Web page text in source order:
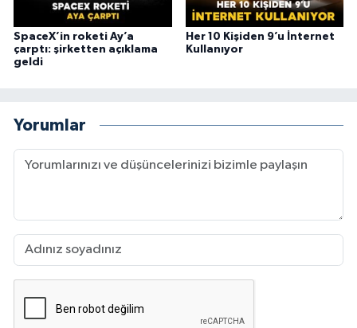
SpaceX’in roketi Ay’a
çarptı: şirketten açıklama
geldi
Her 10 Kişiden 9’u İnternet
Kullanıyor
Yorumlar